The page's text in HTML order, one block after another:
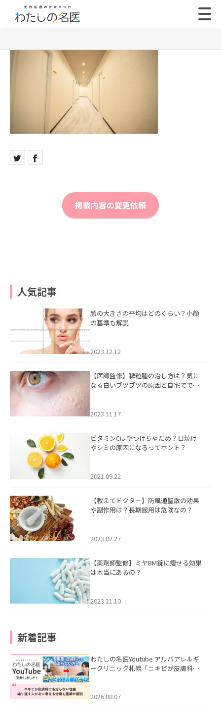
掲載内容の変更依頼
人気記事
顔の大きさの平均はどのくらい？小顔
の基準も解説
2023.12.12
【医師監修】稗粒腫の治し方は？気に
なる白いブツブツの原因と自宅ででき
2023.11.17
ビタミンCは朝つけちゃだめ？日焼け
やシミの原因になるってホント？
2021.09.22
【教えてドクター】防風通聖散の効果
や副作用は？長期服用は危険なの？
2023.07.27
【薬剤師監修】ミヤBM錠に痩せる効果
は本当にあるの？
2023.11.10
新着記事
わたしの名医Youtube アルバアレルギ
ークリニック札幌「ニキビが皮膚科で
ました。
2026.08.07